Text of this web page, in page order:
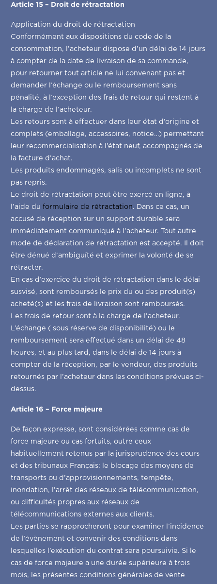
Article 15 – Droit de rétractation
Application du droit de rétractation
Conformément aux dispositions du code de la
consommation, l’acheteur dispose d’un délai de 14 jours
à compter de la date de livraison de sa commande,
pour retourner tout article ne lui convenant pas et
demander l’échange ou le remboursement sans
pénalité, à l’exception des frais de retour qui restent à
la charge de l’acheteur.
Les retours sont à effectuer dans leur état d’origine et
complets (emballage, accessoires, notice…) permettant
leur recommercialisation à l’état neuf, accompagnés de
la facture d’achat.
Les produits endommagés, salis ou incomplets ne sont
pas repris.
Le droit de rétractation peut être exercé en ligne, à
l’aide du formulaire de rétractation. Dans ce cas, un
accusé de réception sur un support durable sera
immédiatement communiqué à l’acheteur. Tout autre
mode de déclaration de rétractation est accepté. Il doit
être dénué d’ambiguïté et exprimer la volonté de se
rétracter.
En cas d’exercice du droit de rétractation dans le délai
susvisé, sont remboursés le prix du ou des produit(s)
acheté(s) et les frais de livraison sont remboursés.
Les frais de retour sont à la charge de l’acheteur.
L’échange ( sous réserve de disponibilité) ou le
remboursement sera effectué dans un délai de 48
heures, et au plus tard, dans le délai de 14 jours à
compter de la réception, par le vendeur, des produits
retournés par l’acheteur dans les conditions prévues ci-
dessus.
Article 16 – Force majeure
De façon expresse, sont considérées comme cas de
force majeure ou cas fortuits, outre ceux
habituellement retenus par la jurisprudence des cours
et des tribunaux Français: le blocage des moyens de
transports ou d’approvisionnements, tempête,
inondation, l’arrêt des réseaux de télécommunication,
ou difficultés propres aux réseaux de
télécommunications externes aux clients.
Les parties se rapprocheront pour examiner l’incidence
de l’évènement et convenir des conditions dans
lesquelles l’exécution du contrat sera poursuivie. Si le
cas de force majeure a une durée supérieure à trois
mois, les présentes conditions générales de vente